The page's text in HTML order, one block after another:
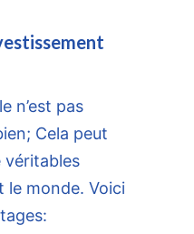
n’est pas
Cela peut
véritables
le monde. Voici